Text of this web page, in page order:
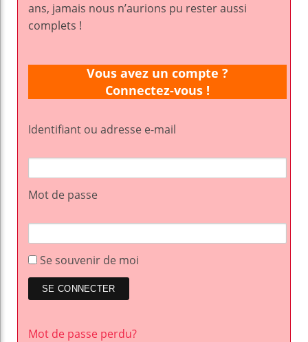
ans, jamais nous n’aurions pu rester aussi
complets !
Vous avez un compte ?
Connectez-vous !
Identifiant ou adresse e-mail
Mot de passe
Se souvenir de moi
Mot de passe perdu?